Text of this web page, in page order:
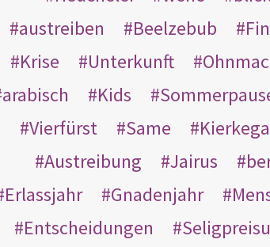
austreiben
Beelzebub
Krise
Unterkunft
arabisch
Kids
Vierfürst
Same
Austreibung
Jairus
Erlassjahr
Gnadenjahr
Entscheidungen